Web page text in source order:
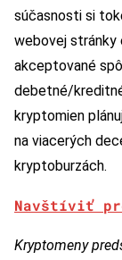
súčasnosti si
webovej stránky
akceptované
debetné/
kryptomien
na viacerých
kryptoburzách.
Navštíviť
Kryptomeny